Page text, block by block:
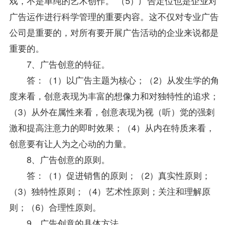
广告运作进行科学管理的重要内容。这不仅对专业广告
公司是重要的，对所有要开展广告活动的企业来说都是
重要的。
7、广告创意的特征。
答：（1）以广告主题为核心；（2）从发生学的角
度来看，创意表现为丰富的想像力和对独特性的追求；
（3）从外在属性来看，创意表现为视（听）觉的强刺
激和提高注意力的即时效果；（4）从内在特质来看，
创意要有让人为之心动的力量。
8、广告创意的原则。
答：（1）促进销售的原则；（2）真实性原则；
（3）独特性原则；（4）艺术性原则；关注和理解原
则；（6）合理性原则。